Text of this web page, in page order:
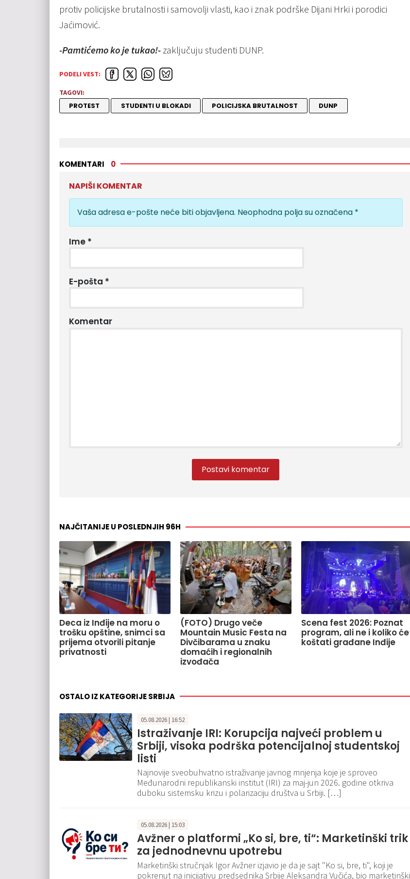
protiv policijske brutalnosti i samovolji vlasti, kao i znak podrške Dijani Hrki i porodici
Jaćimović.
-Pamtićemo ko je tukao!- zaključuju studenti DUNP.
PODELI VEST:
TAGOVI:
PROTEST STUDENTI U BLOKADI POLICIJSKA BRUTALNOST DUNP
KOMENTARI 0
NAPIŠI KOMENTAR
Vaša adresa e-pošte neće biti objavljena. Neophodna polja su označena *
Ime *
E-pošta *
Komentar
NAJČITANIJE U POSLEDNJIH 96H
Deca iz Inđije na moru o
trošku opštine, snimci sa
prijema otvorili pitanje
privatnosti
(FOTO) Drugo veče
Mountain Music Festa na
Divčibarama u znaku
domaćih i regionalnih
izvođača
Scena fest 2026: Poznat
program, ali ne i koliko će
koštati građane Inđije
OSTALO IZ KATEGORIJE SRBIJA
05.08.2026 | 16:52
Istraživanje IRI: Korupcija najveći problem u
Srbiji, visoka podrška potencijalnoj studentskoj
listi
Najnovije sveobuhvatno istraživanje javnog mnjenja koje je sproveo
Međunarodni republikanski institut (IRI) za maj-jun 2026. godine otkriva
duboku sistemsku krizu i polarizaciju društva u Srbiji. […]
05.08.2026 | 15:03
Avžner o platformi „Ko si, bre, ti“: Marketinški trik
za jednodnevnu upotrebu
Marketinški stručnjak Igor Avžner izjavio je da je sajt "Ko si, bre, ti", koji je
pokrenut na inicijativu predsednika Srbije Aleksandra Vučića, bio marketinški